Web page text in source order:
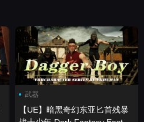
武器
【UE】暗黑奇幻东亚匕首残暴